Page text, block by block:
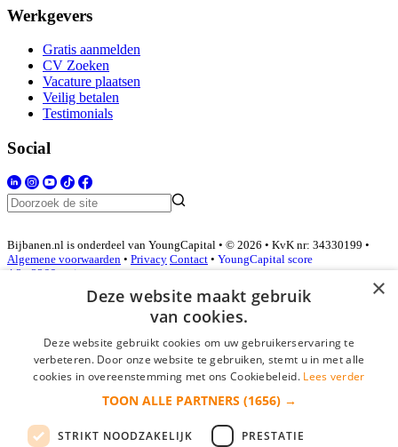
Werkgevers
Gratis aanmelden
CV Zoeken
Vacature plaatsen
Veilig betalen
Testimonials
Social
Bijbanen.nl is onderdeel van YoungCapital • © 2026 • KvK nr: 34330199 •
Algemene voorwaarden • Privacy Contact • YoungCapital score
4.3 - 3366 reviews
Inloggen als bedrijf
*
login gegevens onthouden
×
Deze website maakt gebruik
van cookies.
Deze website gebruikt cookies om uw gebruikerservaring te
verbeteren. Door onze website te gebruiken, stemt u in met alle
cookies in overeenstemming met ons Cookiebeleid. Lees verder
TOON ALLE PARTNERS (1656) →
STRIKT NOODZAKELIJK PRESTATIE